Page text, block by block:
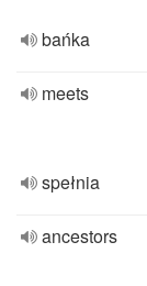
bańka
meets
spełnia
ancestors